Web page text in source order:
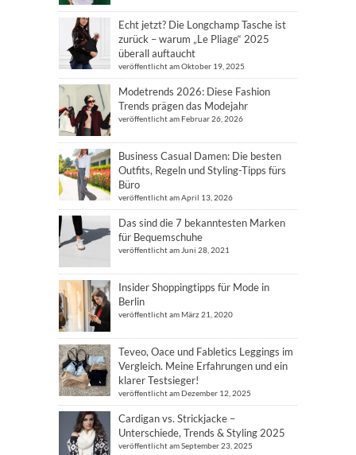
Echt jetzt? Die Longchamp Tasche ist
zurück – warum „Le Pliage“ 2025
überall auftaucht
veröffentlicht am Oktober 19, 2025
Modetrends 2026: Diese Fashion
Trends prägen das Modejahr
veröffentlicht am Februar 26, 2026
Business Casual Damen: Die besten
Outfits, Regeln und Styling-Tipps fürs
Büro
veröffentlicht am April 13, 2026
Das sind die 7 bekanntesten Marken
für Bequemschuhe
veröffentlicht am Juni 28, 2021
Insider Shoppingtipps für Mode in
Berlin
veröffentlicht am März 21, 2020
Teveo, Oace und Fabletics Leggings im
Vergleich. Meine Erfahrungen und ein
klarer Testsieger!
veröffentlicht am Dezember 12, 2025
Cardigan vs. Strickjacke –
Unterschiede, Trends & Styling 2025
veröffentlicht am September 23, 2025